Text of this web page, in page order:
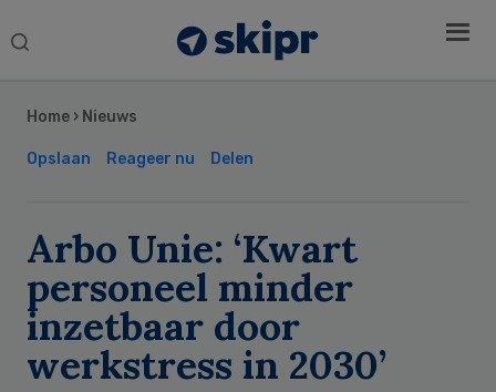
Search
Home › Nieuws
Opslaan Reageer nu Delen
Arbo Unie: ‘Kwart
personeel minder
inzetbaar door
werkstress in 2030’
Sidebar